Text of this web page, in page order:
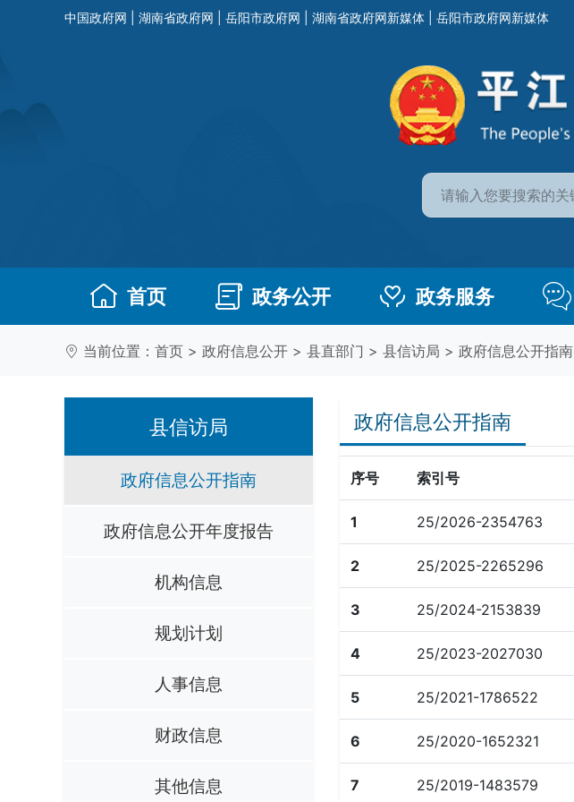
中国政府网 湖南省政府网 岳阳市政府网 湖南省政府网新媒体 岳阳市政府网新媒体
首页 政务公开 政务服务
当前位置： 首页 > 政府信息公开 > 县直部门 > 县信访局 > 政府信息公开指南
县信访局
政府信息公开指南
政府信息公开年度报告
机构信息
规划计划
人事信息
财政信息
其他信息
政府信息公开指南
序号 索引号
1 25/2026-2354763
2 25/2025-2265296
3 25/2024-2153839
4 25/2023-2027030
5 25/2021-1786522
6 25/2020-1652321
7 25/2019-1483579